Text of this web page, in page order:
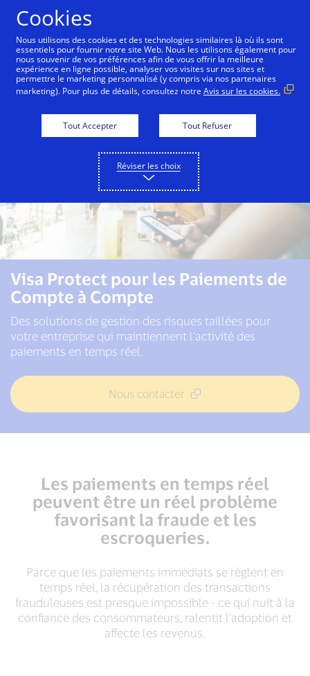
Visa Protect Banques Marchands
Visa Protect pour les Paiements de
Compte à Compte
Des solutions de gestion des risques taillées pour
votre entreprise qui maintiennent l'activité des
paiements en temps réel.
Nous contacter
Les paiements en temps réel
peuvent être un réel problème
favorisant la fraude et les
escroqueries.
Parce que les paiements immédiats se règlent en
temps réel, la récupération des transactions
frauduleuses est presque impossible - ce qui nuit à la
confiance des consommateurs, ralentit l'adoption et
affecte les revenus.
Cookies
Nous utilisons des cookies et des technologies similaires là où ils sont
essentiels pour fournir notre site Web. Nous les utilisons également pour
nous souvenir de vos préférences afin de vous offrir la meilleure
expérience en ligne possible, analyser vos visites sur nos sites et
permettre le marketing personnalisé (y compris via nos partenaires
marketing). Pour plus de détails, consultez notre Avis sur les cookies.
Tout Accepter Tout Refuser
Réviser les choix